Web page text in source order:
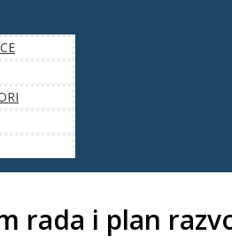
rada i plan